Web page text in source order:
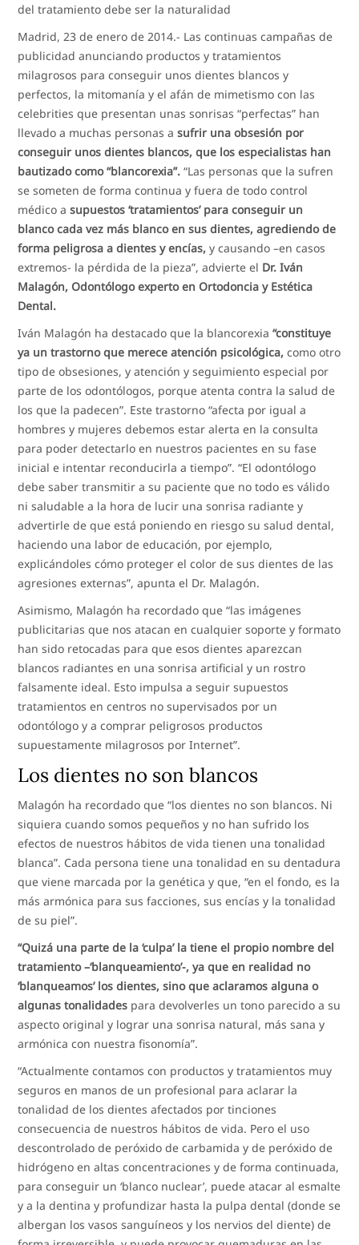
del tratamiento debe ser la naturalidad
Madrid, 23 de enero de 2014.- Las continuas campañas de
publicidad anunciando productos y tratamientos
milagrosos para conseguir unos dientes blancos y
perfectos, la mitomanía y el afán de mimetismo con las
celebrities que presentan unas sonrisas “perfectas” han
llevado a muchas personas asufrir una obsesión por
conseguir unos dientes blancos, que los especialistas han
bautizado como “blancorexia”. “Las personas que la sufren
se someten de forma continua y fuera de todo control
médico asupuestos ‘tratamientos’ para conseguir un
blanco cada vez más blanco en sus dientes, agrediendo de
forma peligrosa a dientes y encías, y causando –en casos
extremos- la pérdida de la pieza”, advierte el Dr. Iván
Malagón, Odontólogo experto en Ortodoncia y Estética
Dental.
Iván Malagón ha destacado que la blancorexia“constituye
ya un trastorno que merece atención psicológica, como otro
tipo de obsesiones, y atención y seguimiento especial por
parte de los odontólogos, porque atenta contra la salud de
los que la padecen”. Este trastorno “afecta por igual a
hombres y mujeres debemos estar alerta en la consulta
para poder detectarlo en nuestros pacientes en su fase
inicial e intentar reconducirla a tiempo”. “El odontólogo
debe saber transmitir a su paciente que no todo es válido
ni saludable a la hora de lucir una sonrisa radiante y
advertirle de que está poniendo en riesgo su salud dental,
haciendo una labor de educación, por ejemplo,
explicándoles cómo proteger el color de sus dientes de las
agresiones externas”, apunta el Dr. Malagón.
Asimismo, Malagón ha recordado que “las imágenes
publicitarias que nos atacan en cualquier soporte y formato
han sido retocadas para que esos dientes aparezcan
blancos radiantes en una sonrisa artificial y un rostro
falsamente ideal. Esto impulsa a seguir supuestos
tratamientos en centros no supervisados por un
odontólogo y a comprar peligrosos productos
supuestamente milagrosos por Internet”.
Los dientes no son blancos
Malagón ha recordado que “los dientes no son blancos. Ni
siquiera cuando somos pequeños y no han sufrido los
efectos de nuestros hábitos de vida tienen una tonalidad
blanca”. Cada persona tiene una tonalidad en su dentadura
que viene marcada por la genética y que, “en el fondo, es la
más armónica para sus facciones, sus encías y la tonalidad
de su piel”.
“Quizá una parte de la ‘culpa’ la tiene el propio nombre del
tratamiento –‘blanqueamiento’-, ya que en realidad no
‘blanqueamos’ los dientes, sino que aclaramos alguna o
algunas tonalidades para devolverles un tono parecido a su
aspecto original y lograr una sonrisa natural, más sana y
armónica con nuestra fisonomía”.
“Actualmente contamos con productos y tratamientos muy
seguros en manos de un profesional para aclarar la
tonalidad de los dientes afectados por tinciones
consecuencia de nuestros hábitos de vida. Pero el uso
descontrolado de peróxido de carbamida y de peróxido de
hidrógeno en altas concentraciones y de forma continuada,
para conseguir un ‘blanco nuclear’, puede atacar al esmalte
y a la dentina y profundizar hasta la pulpa dental (donde se
albergan los vasos sanguíneos y los nervios del diente) de